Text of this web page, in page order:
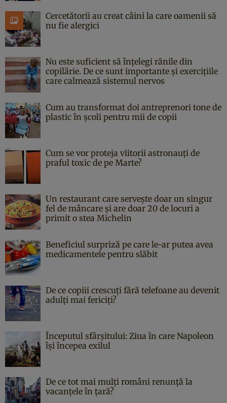
Cercetătorii au creat câini la care oamenii să
nu fie alergici
Nu este suficient să înțelegi rănile din
copilărie. De ce sunt importante și exercițiile
care calmează sistemul nervos
Cum au transformat doi antreprenori tone de
plastic în școli pentru mii de copii
Cum se vor proteja viitorii astronauți de
praful toxic de pe Marte?
Un restaurant care servește doar un singur
fel de mâncare și are doar 20 de locuri a
primit o stea Michelin
Beneficiul surpriză pe care le-ar putea avea
medicamentele pentru slăbit
De ce copiii crescuți fără telefoane au devenit
adulți mai fericiți?
Începutul sfârşitului: Ziua în care Napoleon
îşi începea exilul
De ce tot mai mulți români renunță la
vacanțele în țară?